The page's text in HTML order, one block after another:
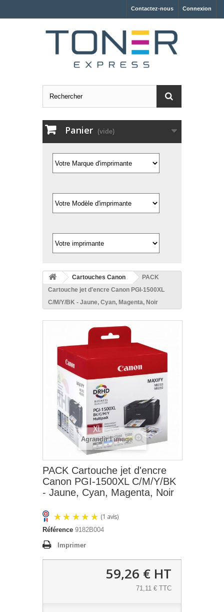
Connexion
Contactez-nous
Panier (vide)
Cartouches Canon
PACK
Cartouche jet d'encre Canon PGI-1500XL
C/M/Y/BK - Jaune, Cyan, Magenta, Noir
Agrandir l'image
PACK Cartouche jet d'encre
Canon PGI-1500XL C/M/Y/BK
- Jaune, Cyan, Magenta, Noir
Référence 9182B004
Imprimer
59,26 € HT
71,11 € TTC